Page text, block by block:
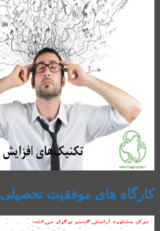
کارگاه های موفقیت تحصیلی